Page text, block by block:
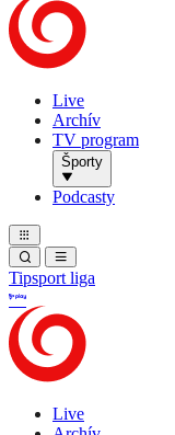
Live
Archív
TV program
Športy
Podcasty
Tipsport liga
Live